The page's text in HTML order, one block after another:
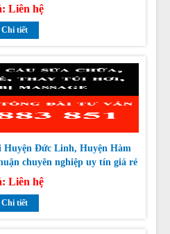
Huyện Đức Linh, Huyện Hàm
Liên hệ
Chi tiết